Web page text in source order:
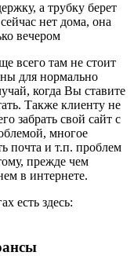
а трубку берет
нет дома, она
вечером
всего там не стоит
для нормально
когда Вы ставите
Также клиенту не
забрать свой сайт с
многое
почта и т.п. проблем
прежде чем
в интернете.
есть здесь: